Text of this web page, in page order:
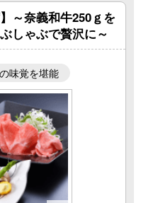
～奈義和牛250ｇを
しゃぶで贅沢に～
味覚を堪能